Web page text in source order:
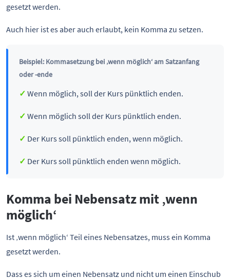
gesetzt werden.
Auch hier ist es aber auch erlaubt, kein Komma zu setzen.
Beispiel: Kommasetzung bei ‚wenn möglich‘ am Satzanfang
oder -ende
✓ Wenn möglich, soll der Kurs pünktlich enden.
✓ Wenn möglich soll der Kurs pünktlich enden.
✓ Der Kurs soll pünktlich enden, wenn möglich.
✓ Der Kurs soll pünktlich enden wenn möglich.
Komma bei Nebensatz mit ‚wenn
möglich‘
Ist ‚wenn möglich‘ Teil eines Nebensatzes, muss ein Komma
gesetzt werden.
Dass es sich um einen Nebensatz und nicht um einen Einschub